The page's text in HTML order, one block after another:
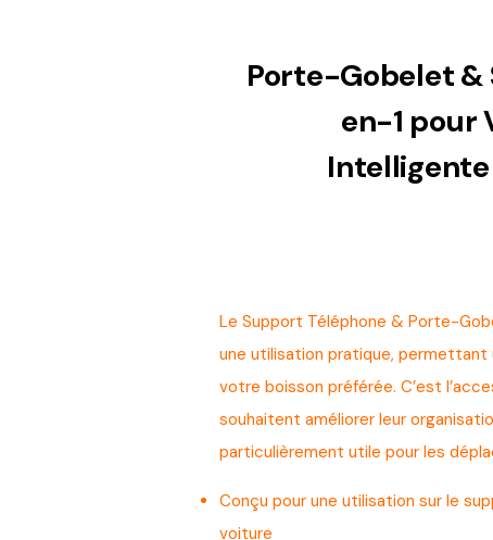
Porte-Gobelet &
en-1 pour
Le Support Téléphone & Porte-
une utilisation pratique,
votre boisson préférée. C’est
souhaitent améliorer leur
particulièrement utile pour les
Conçu pour une utilisation sur le
voiture